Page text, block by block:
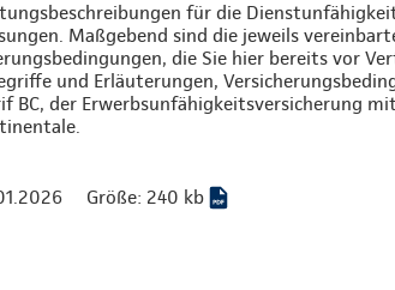
für die
Maßgebend sind die jeweils
die Sie hier bereits vor
und Erläuterungen,
BC, der Erwerbsunfähigkeitsversicherung
Größe: 240 kb